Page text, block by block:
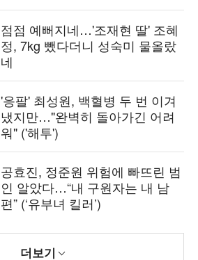
점점 예뻐지네…'조재현 딸' 조혜
정, 7kg 뺐다더니 성숙미 물올랐
네
'응팔' 최성원, 백혈병 두 번 이겨
냈지만…"완벽히 돌아가긴 어려
워" ('해투')
공효진, 정준원 위험에 빠뜨린 범
인 알았다…“내 구원자는 내 남
편” (‘유부녀 킬러’)
더보기